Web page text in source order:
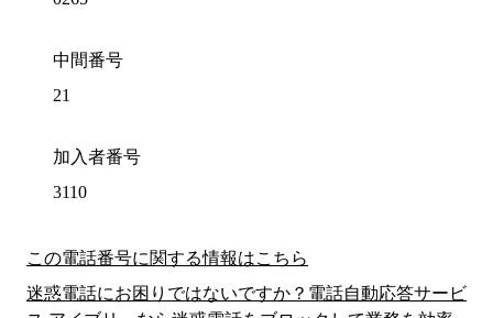
中間番号
21
加入者番号
3110
この電話番号に関する情報はこちら
迷惑電話にお困りではないですか？電話自動応答サービ